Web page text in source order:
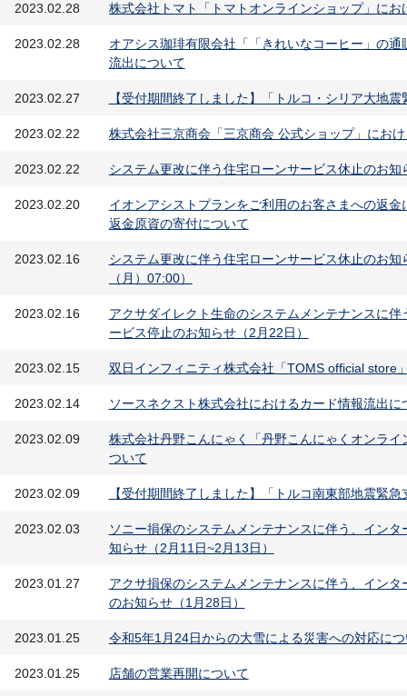
2023.02.28 株式会社トマト「トマトオンラインショップ」に
2023.02.28
オアシス珈琲有限会社「「きれいなコーヒー」の
流出について
2023.02.27 【受付期間終了しました】「トルコ・シリア大地
2023.02.22 株式会社三京商会「三京商会 公式ショップ」にお
2023.02.22 システム更改に伴う住宅ローンサービス休止のお
2023.02.20
イオンアシストプランをご利用のお客さまへの返
返金原資の寄付について
2023.02.16
システム更改に伴う住宅ローンサービス休止のお
（月）07:00）
2023.02.16
アクサダイレクト生命のシステムメンテナンスに
ービス停止のお知らせ（2月22日）
2023.02.15 双日インフィニティ株式会社「TOMS official store
2023.02.14 ソースネクスト株式会社におけるカード情報流出に
2023.02.09
株式会社丹野こんにゃく「丹野こんにゃくオンラ
ついて
2023.02.09 【受付期間終了しました】「トルコ南東部地震緊
2023.02.03
ソニー損保のシステムメンテナンスに伴う、イン
知らせ（2月11日~2月13日）
2023.01.27
アクサ損保のシステムメンテナンスに伴う、イン
のお知らせ（1月28日）
2023.01.25 令和5年1月24日からの大雪による災害への対応に
2023.01.25 店舗の営業再開について